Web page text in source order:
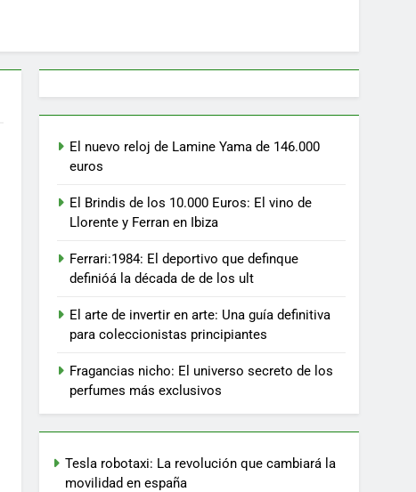
El nuevo reloj de Lamine Yama de 146.000
euros
El Brindis de los 10.000 Euros: El vino de
Llorente y Ferran en Ibiza
Ferrari:1984: El deportivo que definque
definióá la década de de los ult
El arte de invertir en arte: Una guía definitiva
para coleccionistas principiantes
Fragancias nicho: El universo secreto de los
perfumes más exclusivos
Tesla robotaxi: La revolución que cambiará la
movilidad en españa